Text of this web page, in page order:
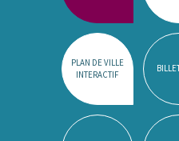
PLAN DE VILLE
INTERACTIF